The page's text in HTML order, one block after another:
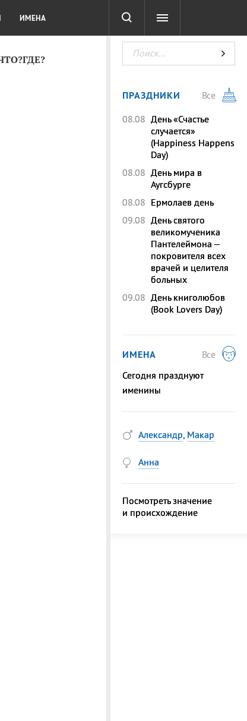
ТЕСТЫ
ИМЕНА
ПРАЗДНИКИ
Все
08.08 День «Счастье
случается»
(Happiness Happens
Day)
08.08 День мира в
Аугсбурге
08.08 Ермолаев день
09.08 День святого
великомученика
Пантелеймона –
покровителя всех
врачей и целителя
больных
09.08 День книголюбов
(Book Lovers Day)
ИМЕНА
Все
Сегодня празднуют
именины
Александр, Макар
Анна
Посмотреть значение
и происхождение